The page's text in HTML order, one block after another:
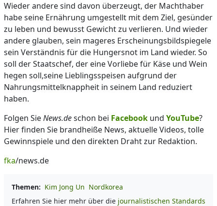
Wieder andere sind davon überzeugt, der Machthaber
habe seine Ernährung umgestellt mit dem Ziel, gesünder
zu leben und bewusst Gewicht zu verlieren. Und wieder
andere glauben, sein mageres Erscheinungsbildspiegele
sein Verständnis für die Hungersnot im Land wieder. So
soll der Staatschef, der eine Vorliebe für Käse und Wein
hegen soll,seine Lieblingsspeisen aufgrund der
Nahrungsmittelknappheit in seinem Land reduziert
haben.
Folgen SieNews.deschon bei Facebook und YouTube?
Hier finden Sie brandheiße News, aktuelle Videos, tolle
Gewinnspiele und den direkten Draht zur Redaktion.
fka/news.de
Themen: Kim Jong Un Nordkorea
Erfahren Sie hier mehr über die journalistischen Standards